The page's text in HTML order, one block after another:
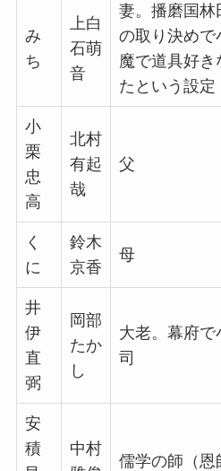
み
ち
上白
石萌
音
妻。播磨国林
の取り決めで
魔で道具好き
たという設定
小
栗
忠
高
北村
有起
哉
父
く
に
鈴木
京香
母
井
伊
直
弼
岡部
たか
し
大老。幕府で
司
安
積
中村
儒学の師（恩